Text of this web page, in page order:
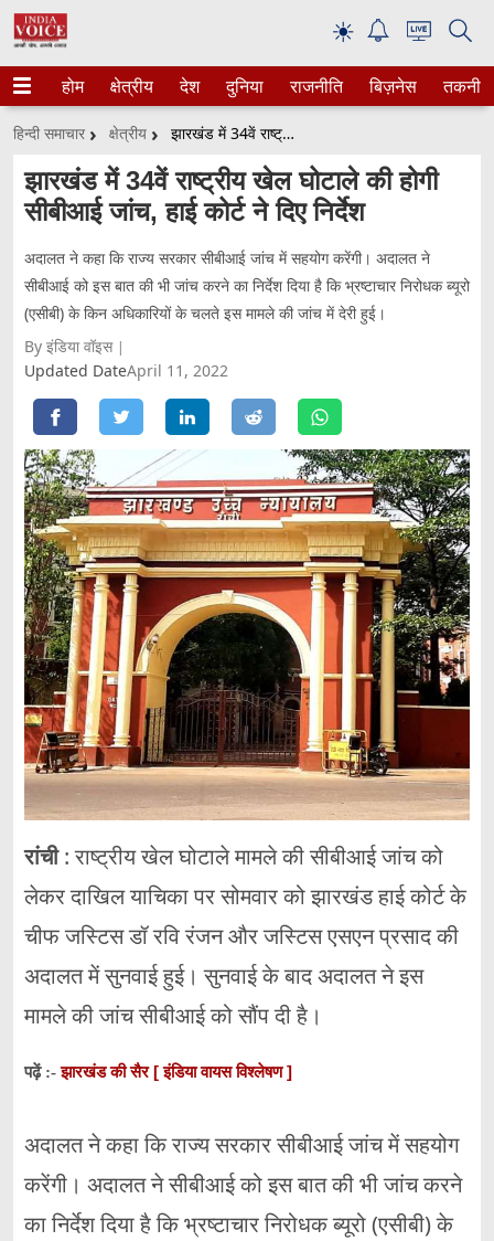
☀
होम क्षेत्रीय देश दुनिया राजनीति बिज़नेस तकनीक
हिन्दी समाचार क्षेत्रीय झारखंड में 34वें राष्ट्रीय खेल घोटाले की होगी सीबीआई जांच, हाई कोर्ट ने दिए निर्देश
झारखंड में 34वें राष्ट्रीय खेल घोटाले की होगी
सीबीआई जांच, हाई कोर्ट ने दिए निर्देश
अदालत ने कहा कि राज्य सरकार सीबीआई जांच में सहयोग करेंगी। अदालत ने
सीबीआई को इस बात की भी जांच करने का निर्देश दिया है कि भ्रष्टाचार निरोधक ब्यूरो
(एसीबी) के किन अधिकारियों के चलते इस मामले की जांच में देरी हुई।
By इंडिया वॉइस
Updated DateApril 11, 2022
रांची: राष्ट्रीय खेल घोटाले मामले की सीबीआई जांच को
लेकर दाखिल याचिका पर सोमवार को झारखंड हाई कोर्ट के
चीफ जस्टिस डॉ रवि रंजन और जस्टिस एसएन प्रसाद की
अदालत में सुनवाई हुई। सुनवाई के बाद अदालत ने इस
मामले की जांच सीबीआई को सौंप दी है।
पढ़ें :-झारखंड की सैर [ इंडिया वायस विश्लेषण ]
अदालत ने कहा कि राज्य सरकार सीबीआई जांच में सहयोग
करेंगी। अदालत ने सीबीआई को इस बात की भी जांच करने
का निर्देश दिया है कि भ्रष्टाचार निरोधक ब्यूरो (एसीबी) के